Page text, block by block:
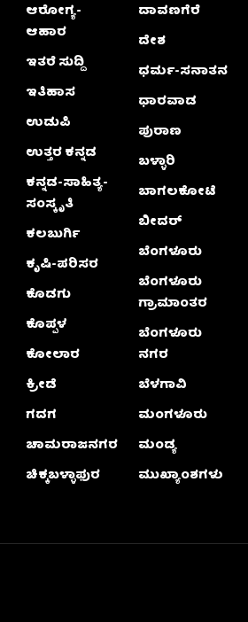
ಆರೋಗ್ಯ-
ಆಹಾರ
ಇತರೆ ಸುದ್ದಿ
ಇತಿಹಾಸ
ಉಡುಪಿ
ಉತ್ತರ ಕನ್ನಡ
ಕನ್ನಡ-ಸಾಹಿತ್ಯ-
ಸಂಸ್ಕೃತಿ
ಕಲಬುರ್ಗಿ
ಕೃಷಿ-ಪರಿಸರ
ಕೊಡಗು
ಕೊಪ್ಪಳ
ಕೋಲಾರ
ಕ್ರೀಡೆ
ಗದಗ
ಚಾಮರಾಜನಗರ
ಚಿಕ್ಕಬಳ್ಳಾಫುರ
ದಾವಣಗೆರೆ
ದೇಶ
ಧರ್ಮ-ಸನಾತನ
ಧಾರವಾಡ
ಪುರಾಣ
ಬಳ್ಳಾರಿ
ಬಾಗಲಕೋಟೆ
ಬೀದರ್
ಬೆಂಗಳೂರು
ಬೆಂಗಳೂರು
ಗ್ರಾಮಾಂತರ
ಬೆಂಗಳೂರು
ನಗರ
ಬೆಳಗಾವಿ
ಮಂಗಳೂರು
ಮಂಡ್ಯ
ಮುಖ್ಯಾಂಶಗಳು